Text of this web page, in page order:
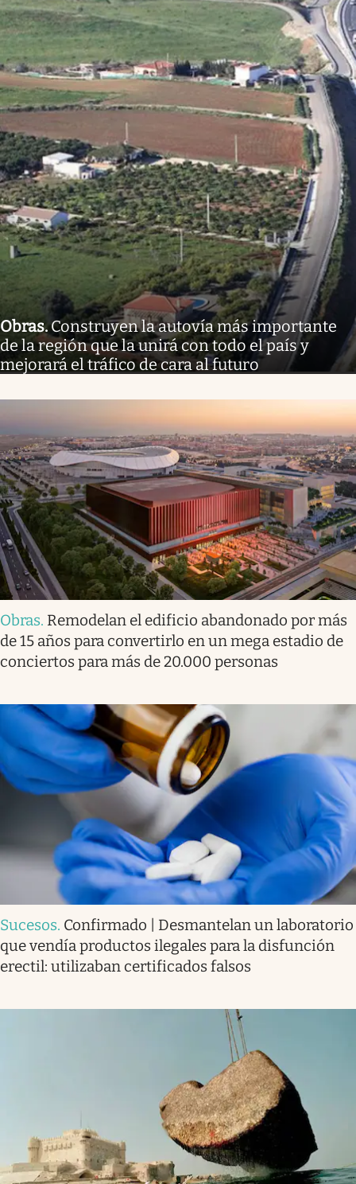
Obras.Construyen la autovía más importante
de la región que la unirá con todo el país y
mejorará el tráfico de cara al futuro
Obras. Remodelan el edificio abandonado por más
de 15 años para convertirlo en un mega estadio de
conciertos para más de 20.000 personas
Sucesos. Confirmado | Desmantelan un laboratorio
que vendía productos ilegales para la disfunción
erectil: utilizaban certificados falsos